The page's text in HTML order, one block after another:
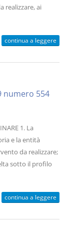
realizzare, ai
continua a leggere
numero 554
1. La
e la entità
da realizzare;
sotto il profilo
continua a leggere